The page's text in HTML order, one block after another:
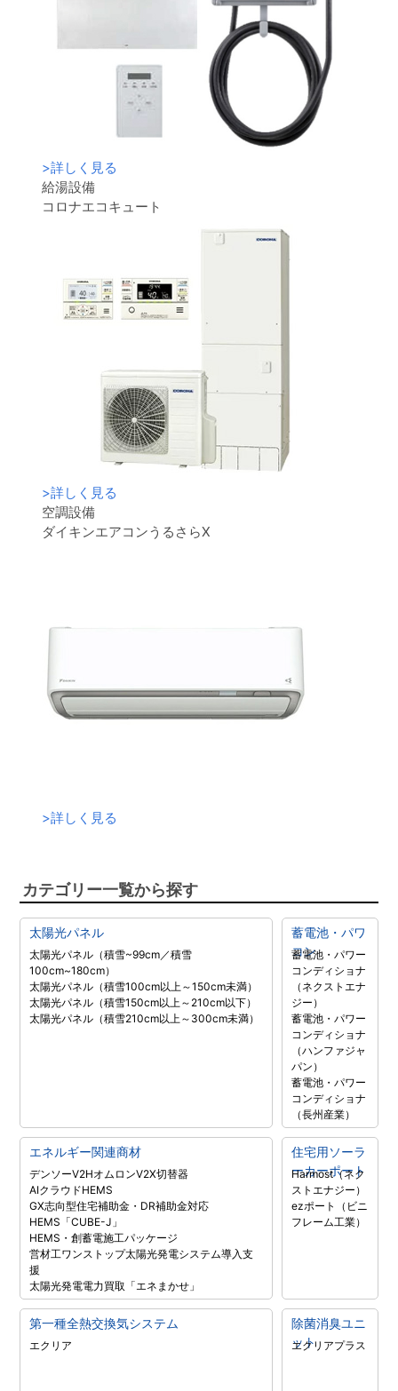
>詳しく見る
給湯設備
コロナエコキュート
>詳しく見る
空調設備
ダイキンエアコンうるさらX
>詳しく見る
カテゴリー一覧から探す
太陽光パネル
太陽光パネル（積雪~99cm／積雪
100cm~180cm）
太陽光パネル（積雪100cm以上～150cm未満）
太陽光パネル（積雪150cm以上～210cm以下）
太陽光パネル（積雪210cm以上～300cm未満）
蓄電池・パワ
コン
蓄電池・パワー
コンディショナ
（ネクストエナ
ジー）
蓄電池・パワー
コンディショナ
（ハンファジャ
パン）
蓄電池・パワー
コンディショナ
（長州産業）
エネルギー関連商材
デンソーV2HオムロンV2X切替器
AIクラウドHEMS
GX志向型住宅補助金・DR補助金対応
HEMS「CUBE-J」
HEMS・創蓄電施工パッケージ
営材工ワンストップ太陽光発電システム導入支
援
太陽光発電電力買取「エネまかせ」
住宅用ソーラ
ーカーポート
Harmost（ネク
ストエナジー）
ezポート（ビニ
フレーム工業）
第一種全熱交換気システム
エクリア
除菌消臭ユニ
ット
エクリアプラス